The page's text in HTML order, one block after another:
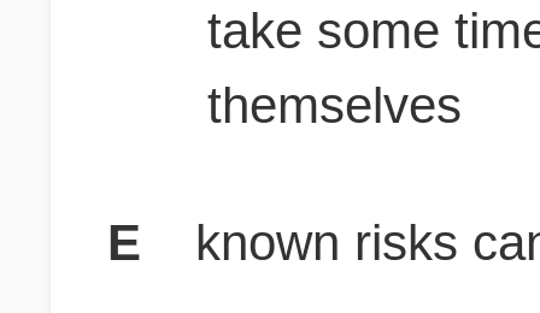
take some
themselves
E
known risks